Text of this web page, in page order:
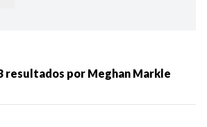
MÁS RECIENTES
MENOS RECIENTES
resultados por Meghan Markle